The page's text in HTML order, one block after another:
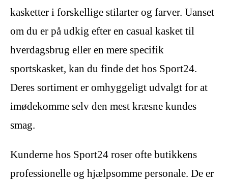
kasketter i forskellige stilarter og farver. Uanset
om du er på udkig efter en casual kasket til
hverdagsbrug eller en mere specifik
sportskasket, kan du finde det hos Sport24.
Deres sortiment er omhyggeligt udvalgt for at
imødekomme selv den mest kræsne kundes
smag.
Kunderne hos Sport24 roser ofte butikkens
professionelle og hjælpsomme personale. De er